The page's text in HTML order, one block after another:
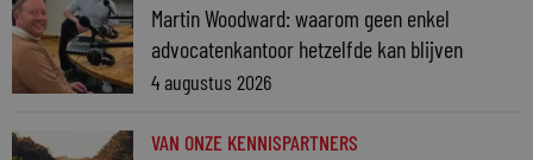
Martin Woodward: waarom geen enkel
advocatenkantoor hetzelfde kan blijven
4 augustus 2026
VAN ONZE KENNISPARTNERS